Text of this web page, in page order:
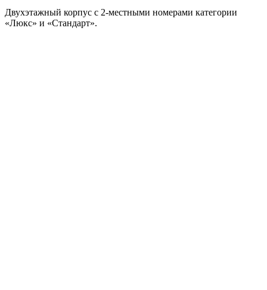
Двухэтажный корпус с 2-местными номерами категории
«Люкс» и «Стандарт».